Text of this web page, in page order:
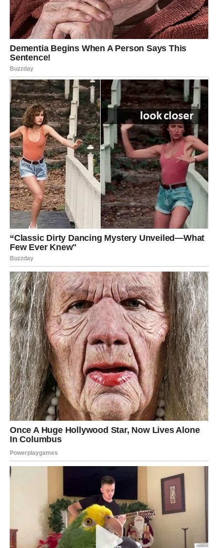
Devica konačno dobija ono što zaslužuje.